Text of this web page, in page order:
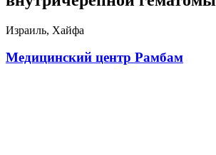
Израиль, Хайфа
Медицинский центр Рамбам